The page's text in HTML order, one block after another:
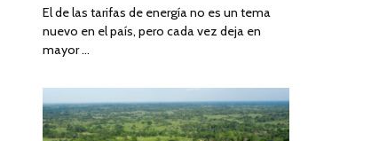
DE
2022
El de las tarifas de energía no es un tema
nuevo en el país, pero cada vez deja en
mayor …